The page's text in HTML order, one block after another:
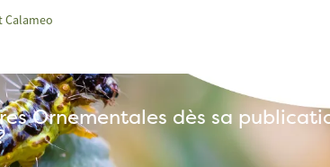
Calameo
Ornementales dès sa